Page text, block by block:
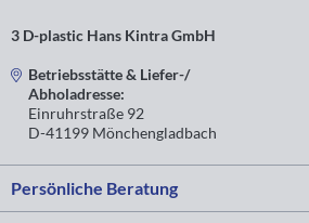
3 D-plastic Hans Kintra GmbH
Betriebsstätte & Liefer-/
Abholadresse:
Einruhrstraße 92
D-41199 Mönchengladbach
Persönliche Beratung